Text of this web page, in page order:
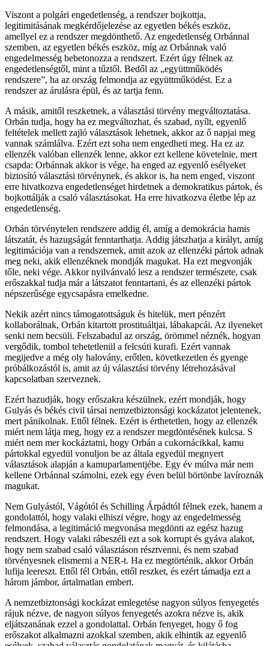
Viszont a polgári engedetlenség, a rendszer bojkottja,
legitimitásának megkérdőjelezése az egyetlen békés eszköz,
amellyel ez a rendszer megdönthető. Az engedetlenség Orbánnal
szemben, az egyetlen békés eszköz, míg az Orbánnak való
engedelmesség bebetonozza a rendszert. Ezért úgy félnek az
engedetlenségtől, mint a tűztől. Bedől az „együttműködés
rendszere”, ha az ország felmondja az együttműködést. Ez a
rendszer az árulásra épül, és az tartja fenn.
A másik, amitől reszketnek, a választási törvény megváltoztatása.
Orbán tudja, hogy ha ez megváltozhat, és szabad, nyílt, egyenlő
feltételek mellett zajló választások lehetnek, akkor az ő napjai meg
vannak számlálva. Ezért ezt soha nem engedheti meg. Ha ez az
ellenzék valóban ellenzék lenne, akkor ezt kellene követelnie, mert
csapda: Orbánnak akkor is vége, ha enged az egyenlő esélyeket
biztosító választási törvénynek, és akkor is, ha nem enged, viszont
erre hivatkozva engedetlenséget hirdetnek a demokratikus pártok, és
bojkottálják a csaló választásokat. Ha erre hivatkozva életbe lép az
engedetlenség.
Orbán törvénytelen rendszere addig él, amíg a demokrácia hamis
látszatát, és hazugságát fenntarthatja. Addig játszhatja a királyt, amíg
legitimációja van a rendszernek, amit azok az ellenzéki pártok adnak
meg neki, akik ellenzéknek mondják magukat. Ha ezt megvonják
tőle, neki vége. Akkor nyilvánvaló lesz a rendszer természete, csak
erőszakkal tudja már a látszatot fenntartani, és az ellenzéki pártok
népszerűsége egycsapásra emelkedne.
Nekik azért nincs támogatottságuk és hitelük, mert pénzért
kollaborálnak, Orbán kitartott prostituáltjai, lábakapcái. Az ilyeneket
senki nem becsüli. Felszabadul az ország, örömmel néznék, hogyan
vergődik, tombol tehetetlenül a felcsúti kurafi. Ezért vannak
megijedve a még oly halovány, erőtlen, következetlen és gyenge
próbálkozástól is, amit az új választási törvény létrehozásával
kapcsolatban szerveznek.
Ezért hazudják, hogy erőszakra készülnek, ezért mondják, hogy
Gulyás és békés civil társai nemzetbiztonsági kockázatot jelentenek,
mert pánikolnak. Ettől félnek. Ezért is érthetetlen, hogy az ellenzék
miért nem látja meg, hogy ez a rendszer megdöntésének kulcsa. S
miért nem mer kockáztatni, hogy Orbán a cukornácikkal, kamu
pártokkal egyedül vonuljon be az általa egyedül megnyert
választások alapján a kamuparlamentjébe. Egy év múlva már nem
kellene Orbánnal számolni, ezek egy éven belül börtönbe lavíroznák
magukat.
Nem Gulyástól, Vágótól és Schilling Árpádtól félnek ezek, hanem a
gondolattól, hogy valaki elhiszi végre, hogy az engedelmesség
felmondása, a legitimáció megvonása megdönti az egész hazug
rendszert. Hogy valaki rábeszéli ezt a sok korrupt és gyáva alakot,
hogy nem szabad csaló választáson résztvenni, és nem szabad
törvényesnek elismerni a NER-t. Ha ez megtörténik, akkor Orbán
lufija leereszt. Ettől fél Orbán, ettől reszket, és ezért támadja ezt a
három jámbor, ártalmatlan embert.
A nemzetbiztonsági kockázat emlegetése nagyon súlyos fenyegetés
rájuk nézve, de nagyon súlyos fenyegetés azokra nézve is, akik
eljátszanának ezzel a gondolattal. Orbán fenyeget, hogy ő fog
erőszakot alkalmazni azokkal szemben, akik elhintik az egyenlő